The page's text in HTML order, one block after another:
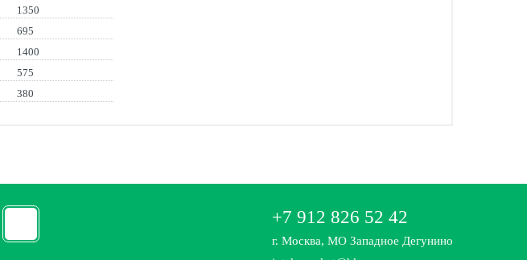
1350
695
1400
575
380
+7 912 826 52 42
г. Москва, МО Западное Дегунино